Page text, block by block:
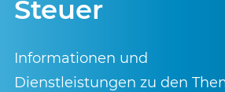
Steuer
Informationen und
Dienstleistungen zu den